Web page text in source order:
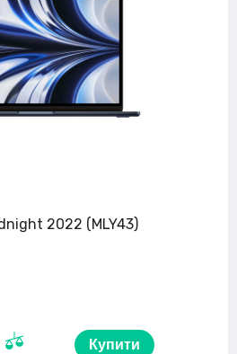
2022 (MLY43)
Купити